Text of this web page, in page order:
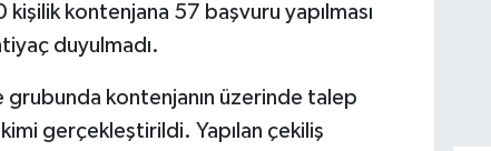
kontenjana 57 başvuru yapılması
duyulmadı.
grubunda kontenjanın üzerinde talep
gerçekleştirildi. Yapılan çekiliş